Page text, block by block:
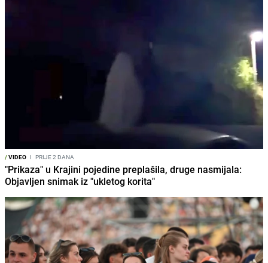
/VIDEO I PRIJE 2 DANA
"Prikaza" u Krajini pojedine preplašila, druge nasmijala:
Objavljen snimak iz "ukletog korita"